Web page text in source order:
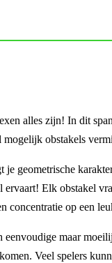
alles zijn! In dit
mogelijk obstakels
geometrische
Elk obstakel
concentratie op een
maar
Veel spelers